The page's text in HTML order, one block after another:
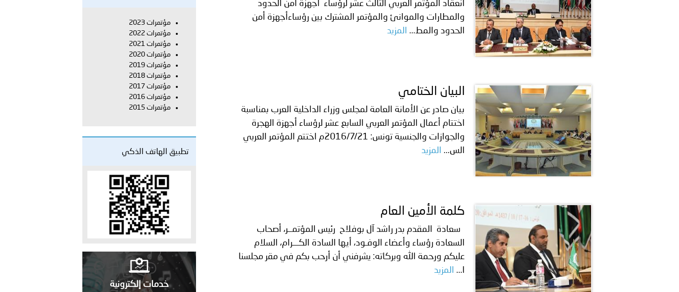
بيان صادر عن الأمانة العامة لمجلس وزراء الداخلية العرب بشأن الاعتداءات الإرهابية الحوثية على الأعيان المدنية في مدينة نـجران
بالمملكة العربية السعودية
انعقاد المؤتمر العربي الثالث عشر لرؤساء أجهزة أمن الحدود
والمطارات والموانئ والمؤتمر المشترك بين رؤساءأجهزة أمن
الحدود والمط...
المزيد
البيان الختامي
بيان صادر عن الأمانة العامة لمجلس وزراء الداخلية العرب بمناسبة
اختتام أعمال المؤتمر العربي السابع عشر لرؤساء أجهزة الهجرة
والجوازات والجنسية تونس: 2016/7/21م اختتم المؤتمر العربي
الس...
المزيد
كلمة الأمين العام
سعادة المقدم بدر راشد آل بوفلاح رئيس المؤتمــر، أصحاب
السعادة رؤساء وأعضاء الوفـود، أيها السادة الكـــرام، السلام
عليكم ورحمة الله وبركاته: يشرفني أن أرحب بكم في مقر مجلسنا
ا...
المزيد
مؤتمرات 2023
مؤتمرات 2022
مؤتمرات 2021
مؤتمرات 2020
مؤتمرات 2019
مؤتمرات 2018
مؤتمرات 2017
مؤتمرات 2016
مؤتمرات 2015
تطبيق الهاتف الذكي
خدمات إلكترونية